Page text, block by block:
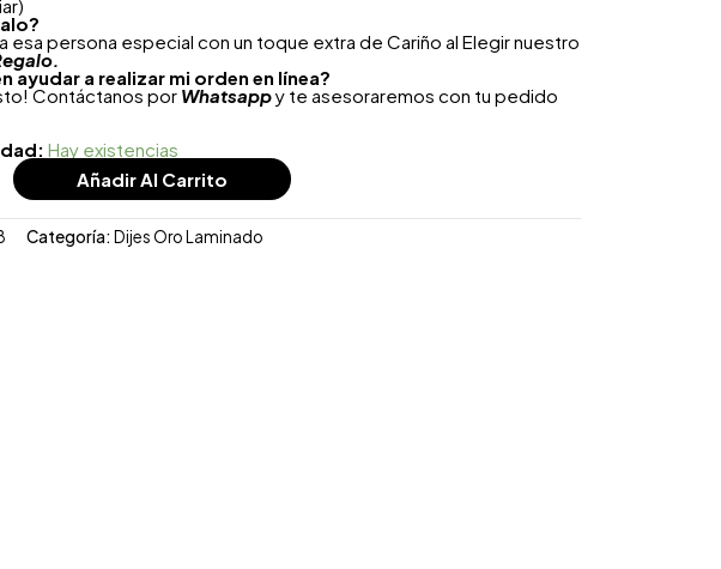
esa persona especial con un toque extra de Cariño al Elegir nuestro
ayudar a realizar mi orden en línea?
Contáctanos por Whatsappy te asesoraremos con tu pedido
Hay existencias
Añadir Al Carrito
Categoría: Dijes Oro Laminado